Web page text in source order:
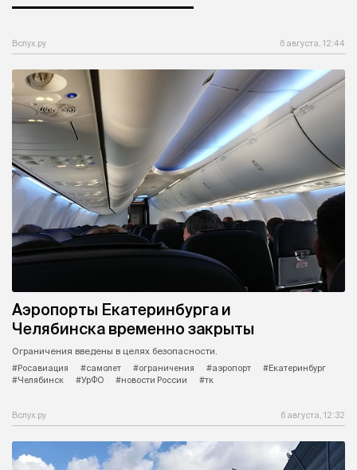
Вслух.ру 6 августа, 12:44
Аэропорты Екатеринбурга и
Челябинска временно закрыты
Ограничения введены в целях безопасности.
#Росавиация
#самолет #ограничения #аэропорт
#Екатеринбург
#Челябинск
#УрФО #новости России #тк
Вслух.ру 6 августа, 12:32